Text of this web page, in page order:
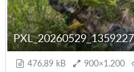
476,89 kB 900×1.200